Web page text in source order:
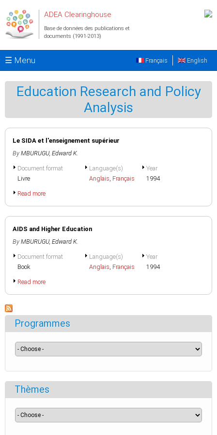
ADEA Clearinghouse
Base de données des publications et
documents (1991-2013)
☰ Menu English
Français
Education Research and Policy
Analysis
Le SIDA et l'enseignement supérieur
By MBURUGU, Edward K.
Document format
Livre
Language(s)
Anglais, Français
Year
1994
Read more
AIDS and Higher Education
By MBURUGU, Edward K.
Document format
Book
Language(s)
Anglais, Français
Year
1994
Read more
Programmes
Thèmes